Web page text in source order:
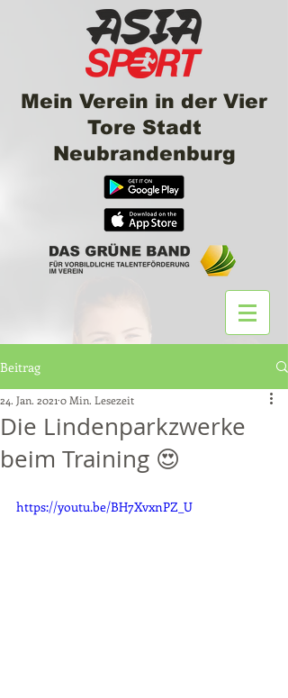
Mein Verein in der Vier
Tore Stadt
Neubrandenburg
Beitrag
Die Lindenparkzwerke
beim Training 😍
24. Jan. 2021 0 Min. Lesezeit
https://youtu.be/BH7XvxnPZ_U